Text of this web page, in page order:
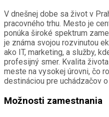
V dnešnej dobe sa život v
pracovného trhu. Mesto je
ponúka široké spektrum
je známa svojou rozvinutou
ako IT, marketing, a služby,
profesijný smer. Kvalita
meste na vysokej úrovni, čo
destináciou pre uchádzačov
Možnosti zamestnania